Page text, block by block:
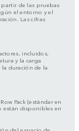
partir de las pruebas
el entorno y el
Las cifras
incluidos,
y la carga
duración de la
Pack (estándar en
están disponibles en